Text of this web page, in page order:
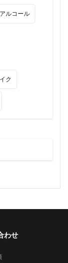
アルコール
ク
わせ